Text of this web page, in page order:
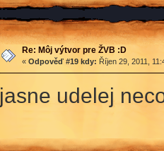
Re: Môj výtvor pre ŽVB :D
« Odpověď #19 kdy: Říjen 29, 2011,
jasne udelej